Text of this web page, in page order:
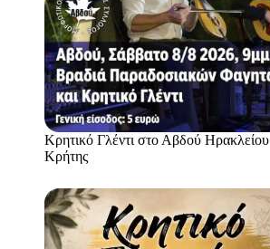
Κρητικό Γλέντι στο Αβδού Ηρακλείου
Κρήτης